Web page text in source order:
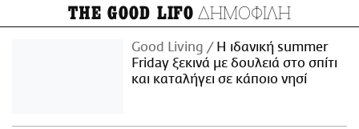
THE GOOD LIFO ΔΗΜΟΦΙΛΗ
Good Living
Η ιδανική summer
Friday ξεκινά με δουλειά στο σπίτι
και καταλήγει σε κάποιο νησί